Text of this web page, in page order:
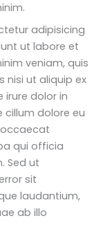
adipisicing
ut labore et
veniam, quis
nisi ut aliquip ex
dolor in
cillum dolore eu
occaecat
qui officia
Sed ut
sit
laudantium,
ab illo